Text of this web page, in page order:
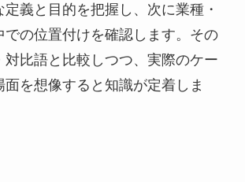
定義と目的を把握し、次に業種・
での位置付けを確認します。その
対比語と比較しつつ、実際のケー
面を想像すると知識が定着しま